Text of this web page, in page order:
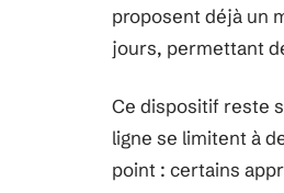
proposent déjà un
jours, permettant
Ce dispositif reste
ligne se limitent à
point : certains